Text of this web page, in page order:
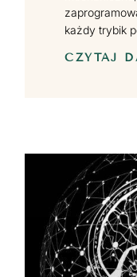
każdy trybik
CZYTAJ